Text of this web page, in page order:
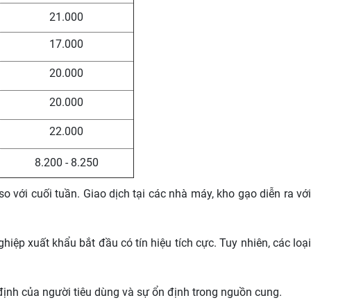
21.000
17.000
20.000
20.000
22.000
8.200 - 8.250
với cuối tuần. Giao dịch tại các nhà máy, kho gạo diễn ra với
xuất khẩu bắt đầu có tín hiệu tích cực. Tuy nhiên, các loại
của người tiêu dùng và sự ổn định trong nguồn cung.